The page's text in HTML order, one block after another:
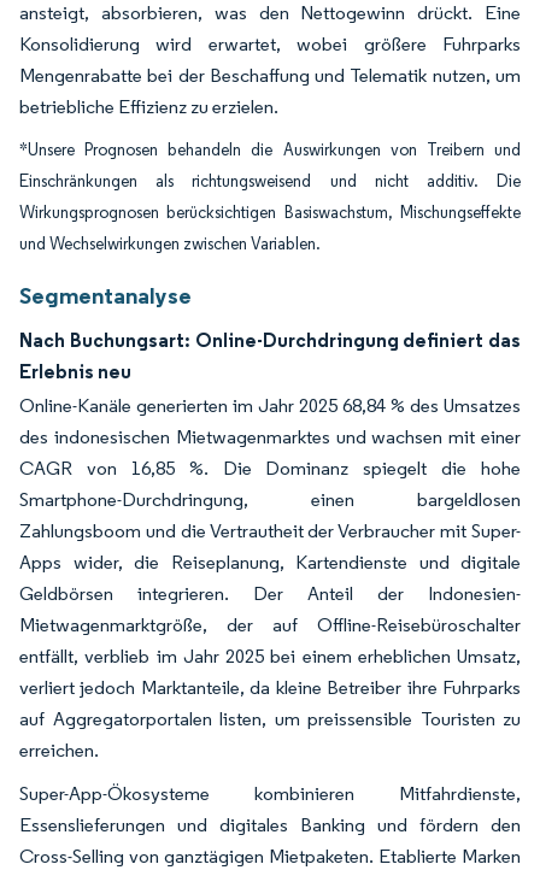
ansteigt, absorbieren, was den Nettogewinn drückt. Eine
Konsolidierung wird erwartet, wobei größere Fuhrparks
Mengenrabatte bei der Beschaffung und Telematik nutzen, um
betriebliche Effizienz zu erzielen.
*Unsere Prognosen behandeln die Auswirkungen von Treibern und
Einschränkungen als richtungsweisend und nicht additiv. Die
Wirkungsprognosen berücksichtigen Basiswachstum, Mischungseffekte
und Wechselwirkungen zwischen Variablen.
Segmentanalyse
Nach Buchungsart: Online-Durchdringung definiert das
Erlebnis neu
Online-Kanäle generierten im Jahr 2025 68,84 % des Umsatzes
des indonesischen Mietwagenmarktes und wachsen mit einer
CAGR von 16,85 %. Die Dominanz spiegelt die hohe
Smartphone-Durchdringung, einen bargeldlosen
Zahlungsboom und die Vertrautheit der Verbraucher mit Super-
Apps wider, die Reiseplanung, Kartendienste und digitale
Geldbörsen integrieren. Der Anteil der Indonesien-
Mietwagenmarktgröße, der auf Offline-Reisebüroschalter
entfällt, verblieb im Jahr 2025 bei einem erheblichen Umsatz,
verliert jedoch Marktanteile, da kleine Betreiber ihre Fuhrparks
auf Aggregatorportalen listen, um preissensible Touristen zu
erreichen.
Super-App-Ökosysteme kombinieren Mitfahrdienste,
Essenslieferungen und digitales Banking und fördern den
Cross-Selling von ganztägigen Mietpaketen. Etablierte Marken